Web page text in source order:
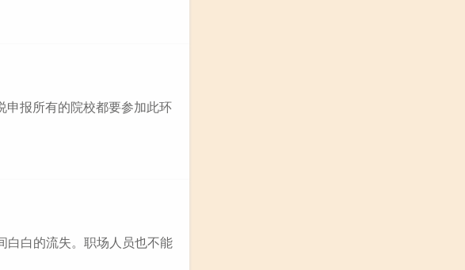
申报所有的院校都要参加此环
白白的流失。职场人员也不能